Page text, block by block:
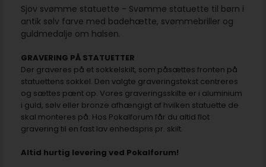
Sjov svømme statuette - Svømme statuette til børn i
antik sølv farve med badehætte, svømmebriller og
guldmedalje om halsen.
GRAVERING PÅ STATUETTER
Der graveres på et sokkelskilt, som påsættes fronten på
statuettens sokkel. Den valgte graveringstekst centreres
og sættes pænt op. Vores graveringsskilte er i aluminium
i guld, sølv eller bronze afhængigt af hvilken statuette de
skal monteres på. Hos Pokalforum får du altid flot
gravering til en fast lav enhedspris pr. skilt.
Altid hurtig levering ved Pokalforum!